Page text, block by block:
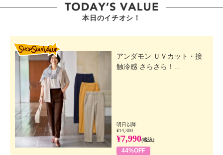
本日のイチオシ！
アンダモン ＵＶカット・接
触冷感 さらさら！...
明日以降
¥14,300
¥7,990(税込)
44%OFF